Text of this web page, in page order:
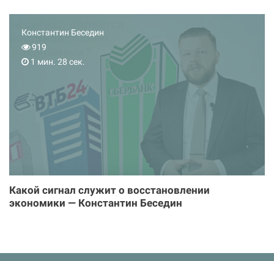
Константин Беседин
919
1 мин. 28 сек.
Какой сигнал служит о восстановлении
экономики — Константин Беседин